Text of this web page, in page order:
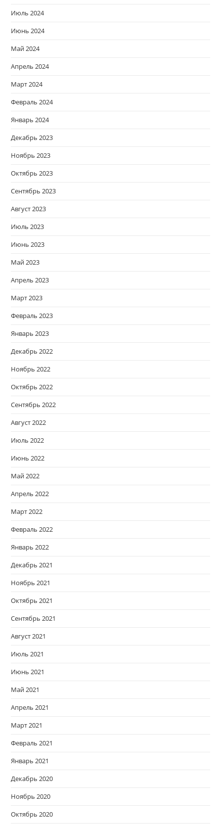
Июль 2024
Июнь 2024
Май 2024
Апрель 2024
Март 2024
Февраль 2024
Январь 2024
Декабрь 2023
Ноябрь 2023
Октябрь 2023
Сентябрь 2023
Август 2023
Июль 2023
Июнь 2023
Май 2023
Апрель 2023
Март 2023
Февраль 2023
Январь 2023
Декабрь 2022
Ноябрь 2022
Октябрь 2022
Сентябрь 2022
Август 2022
Июль 2022
Июнь 2022
Май 2022
Апрель 2022
Март 2022
Февраль 2022
Январь 2022
Декабрь 2021
Ноябрь 2021
Октябрь 2021
Сентябрь 2021
Август 2021
Июль 2021
Июнь 2021
Май 2021
Апрель 2021
Март 2021
Февраль 2021
Январь 2021
Декабрь 2020
Ноябрь 2020
Октябрь 2020